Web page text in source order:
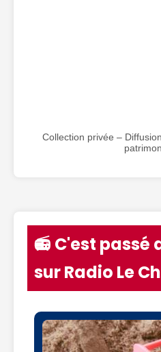
Collection privée –
📻 C'est passé
sur Radio Le